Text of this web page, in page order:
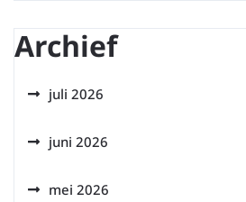
Archief
juli 2026
juni 2026
mei 2026